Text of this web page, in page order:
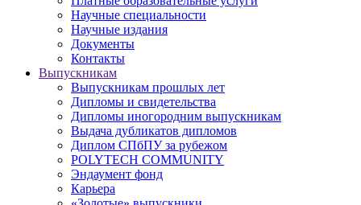
Научные специальности
Научные издания
Документы
Контакты
Выпускникам
Выпускникам прошлых лет
Дипломы и свидетельства
Дипломы иногородним выпускникам
Выдача дубликатов дипломов
Диплом СПбПУ за рубежом
POLYTECH COMMUNITY
Эндаумент фонд
Карьера